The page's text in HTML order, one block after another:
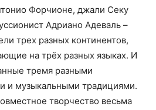
Форчионе, джали Секу
Адриано Адеваль –
трех разных континентов,
на трёх разных языках. И
тремя разными
и музыкальными традициями.
творчество весьма